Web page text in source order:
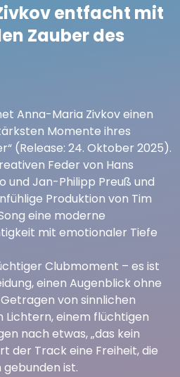
entfacht mit
Zauber des
Anna-Maria Zivkov einen
Momente ihres
(Release: 24. Oktober 2025).
Feder von Hans
und Jan-Philipp Preuß und
Produktion von Tim
eine moderne
mit emotionaler Tiefe
Clubmoment – es ist
einen Augenblick ohne
von sinnlichen
Lichtern, einem flüchtigen
nach etwas, „das kein
der Track eine Freiheit, die
ist.